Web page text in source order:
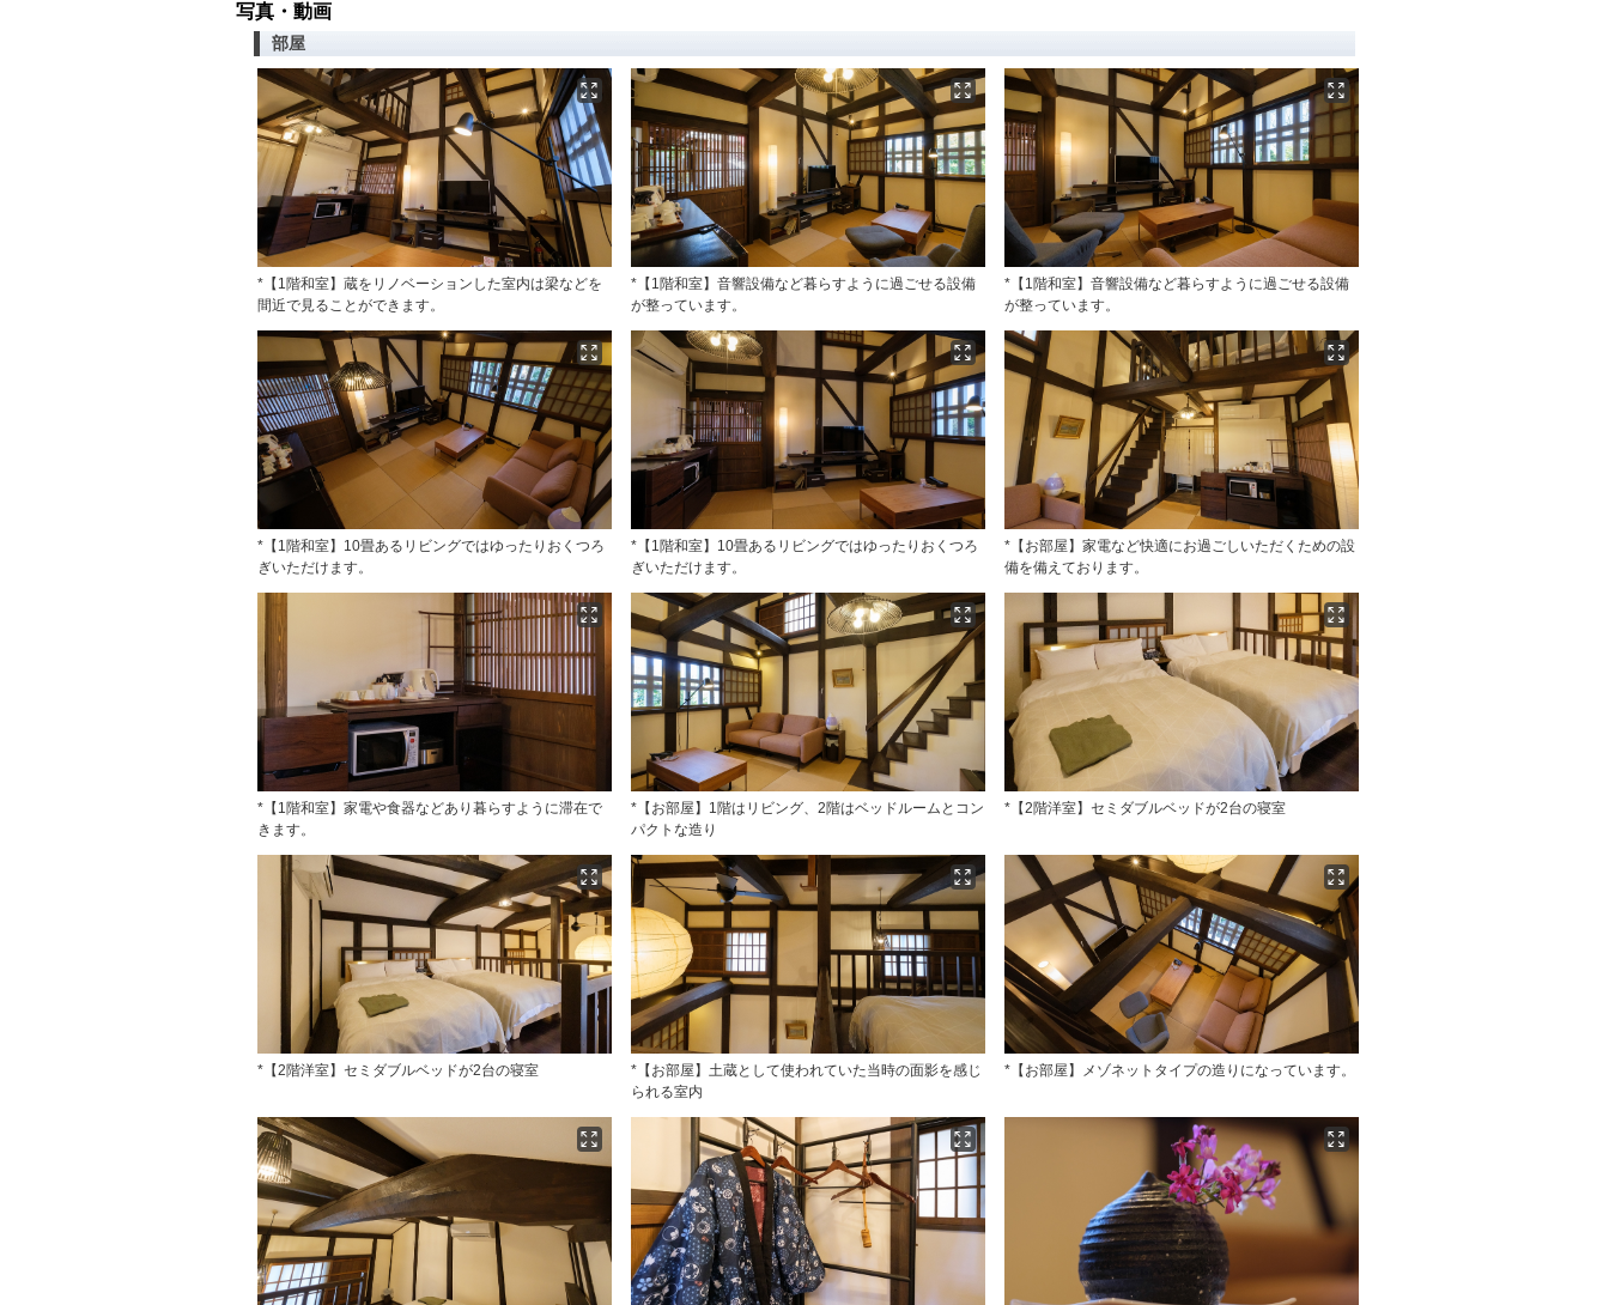
写真・動画
部屋
*【1階和室】蔵をリノベーションした室内は梁などを
間近で見ることができます。
*【1階和室】音響設備など暮らすように過ごせる設備
が整っています。
*【1階和室】音響設備など暮らすように過ごせる設備
が整っています。
*【1階和室】10畳あるリビングではゆったりおくつろ
ぎいただけます。
*【1階和室】10畳あるリビングではゆったりおくつろ
ぎいただけます。
*【お部屋】家電など快適にお過ごしいただくための設
備を備えております。
*【1階和室】家電や食器などあり暮らすように滞在で
きます。
*【お部屋】1階はリビング、2階はベッドルームとコン
パクトな造り
*【2階洋室】セミダブルベッドが2台の寝室
*【2階洋室】セミダブルベッドが2台の寝室
*【お部屋】土蔵として使われていた当時の面影を感じ
られる室内
*【お部屋】メゾネットタイプの造りになっています。